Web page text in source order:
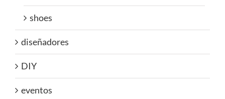
shoes
diseñadores
DIY
eventos